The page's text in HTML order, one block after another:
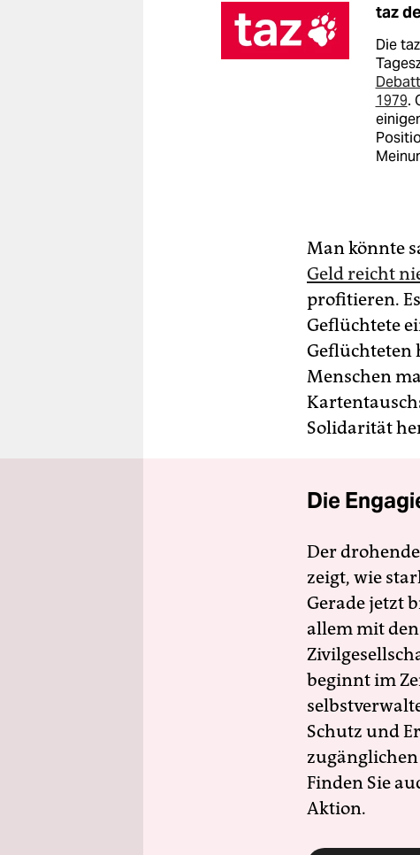
taz
Die
1979.
Man könnte
Geld reicht
profitieren.
Geflüchtete
Geflüchteten
Menschen
Solidarität
Die
Der
zeigt, wie
Gerade jetzt
allem mit
beginnt im
Schutz und
Finden Sie
Aktion.